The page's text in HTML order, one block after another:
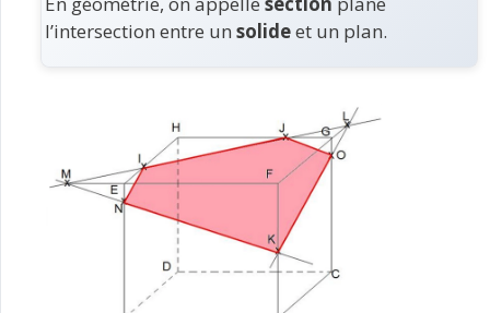
l’intersection entre un solideet un plan.